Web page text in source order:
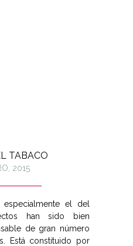
TABACO
2015
el del
han sido bien
de gran número
Está constituido por